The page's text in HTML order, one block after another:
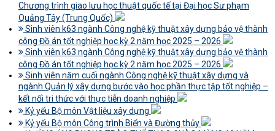
Chương trình giao lưu học thuật quốc tế tại Đại học Sư phạm
Quảng Tây (Trung Quốc)
Sinh viên k63 ngành Công nghệ kỹ thuật xây dựng bảo vệ thành
công Đồ án tốt nghiệp học kỳ 2 năm học 2025 – 2026
Sinh viên k63 ngành Công nghệ kỹ thuật xây dựng bảo vệ thành
công Đồ án tốt nghiệp học kỳ 2 năm học 2025 – 2026
Sinh viên năm cuối ngành Công nghệ kỹ thuật xây dựng và
ngành Quản lý xây dựng bước vào học phần thực tập tốt nghiệp –
kết nối tri thức với thực tiễn doanh nghiệp
Kỷ yếu Bộ môn Vật liệu xây dựng
Kỷ yếu Bộ môn Công trình Biển và Đường thủy